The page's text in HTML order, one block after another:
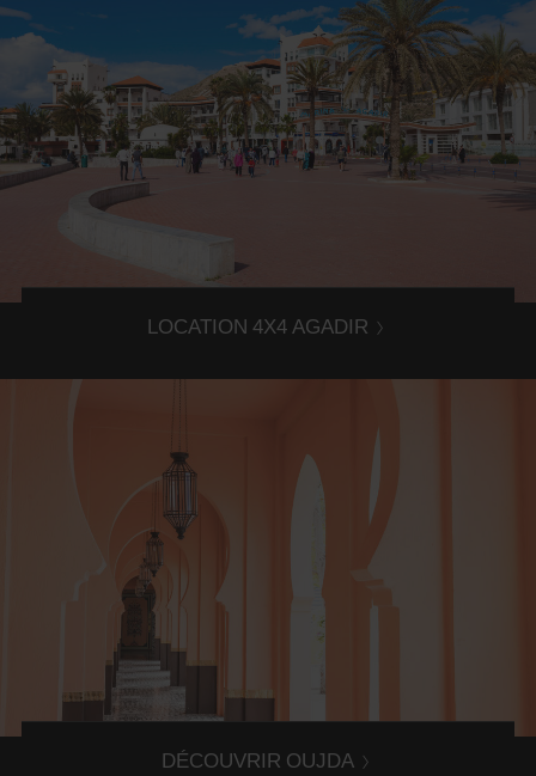
Louer un 4x4 à Agadir
Partez à la découverte d'Agadir grâce à la location d'un
LOCATION 4X4 AGADIR
Découvrez Oujda
Explorez Oujda et ses alentours grâce à la location d'une
voiture dans l'agence Avis Oujda.
DÉCOUVRIR OUJDA